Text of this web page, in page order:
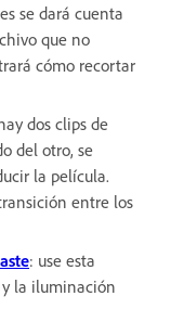
se dará cuenta
que no
cómo recortar
dos clips de
del otro, se
la película.
entre los
: use esta
la iluminación